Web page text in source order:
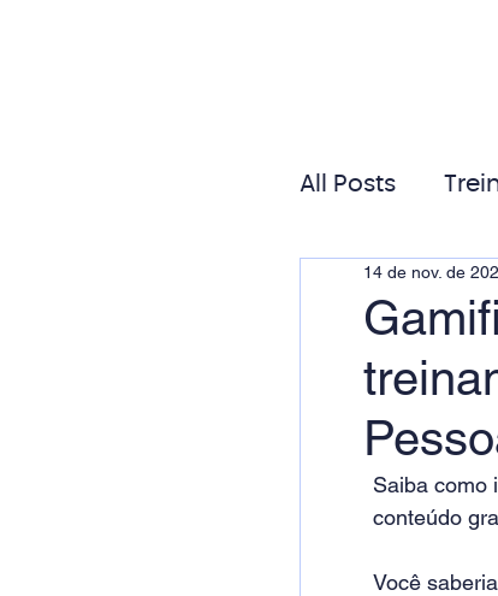
All Posts
Gestão de
14 de nov. de
Saiba como
conteúdo
Você